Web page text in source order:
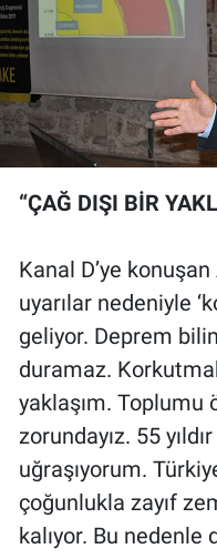
“ÇAĞ DIŞI BİR
Kanal D’ye konuşan
uyarılar nedeniyle
geliyor. Deprem
duramaz.
yaklaşım. Toplumu
zorundayız. 55
uğraşıyorum.
çoğunlukla zayıf
kalıyor. Bu nedenle